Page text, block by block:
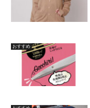
おすすめ